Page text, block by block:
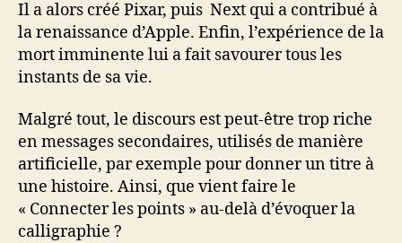
Il a alors créé Pixar, puis Next qui a contribué à
la renaissance d’Apple. Enfin, l’expérience de la
mort imminente lui a fait savourer tous les
instants de sa vie.
Malgré tout, le discours est peut-être trop riche
en messages secondaires, utilisés de manière
artificielle, par exemple pour donner un titre à
une histoire. Ainsi, que vient faire le
« Connecter les points » au-delà d’évoquer la
calligraphie ?